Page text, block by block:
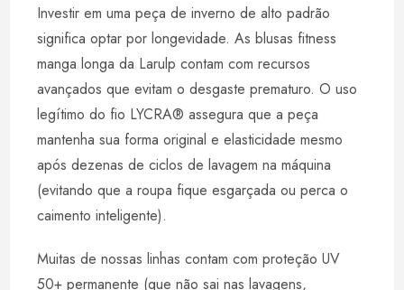
Investir em uma peça de inverno de alto padrão
significa optar por longevidade. As blusas fitness
manga longa da Larulp contam com recursos
avançados que evitam o desgaste prematuro. O uso
legítimo do fio LYCRA® assegura que a peça
mantenha sua forma original e elasticidade mesmo
após dezenas de ciclos de lavagem na máquina
(evitando que a roupa fique esgarçada ou perca o
caimento inteligente).
Muitas de nossas linhas contam com proteção UV
50+ permanente (que não sai nas lavagens,